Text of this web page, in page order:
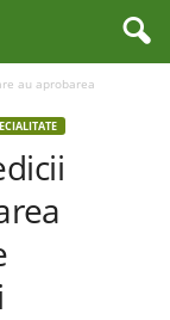
au aprobarea